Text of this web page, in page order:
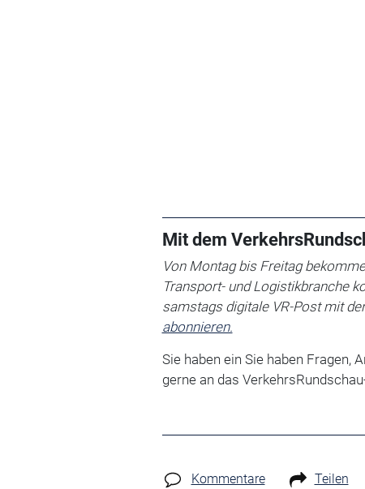
Mit dem
Von Montag bis Freitag
Transport- und Logistikbranche
samstags digitale VR-Post mit
abonnieren.
Sie haben ein Sie haben Fragen,
gerne an das
Kommentare Teilen